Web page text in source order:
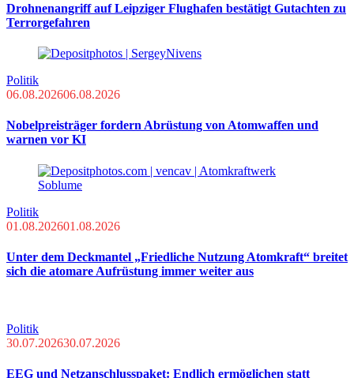
Drohnenangriff auf Leipziger Flughafen bestätigt Gutachten zu
Terrorgefahren
Politik
06.08.202606.08.2026
Nobelpreisträger fordern Abrüstung von Atomwaffen und
warnen vor KI
Politik
01.08.202601.08.2026
Unter dem Deckmantel „Friedliche Nutzung Atomkraft“ breitet
sich die atomare Aufrüstung immer weiter aus
Politik
30.07.202630.07.2026
EEG und Netzanschlusspaket: Endlich ermöglichen statt